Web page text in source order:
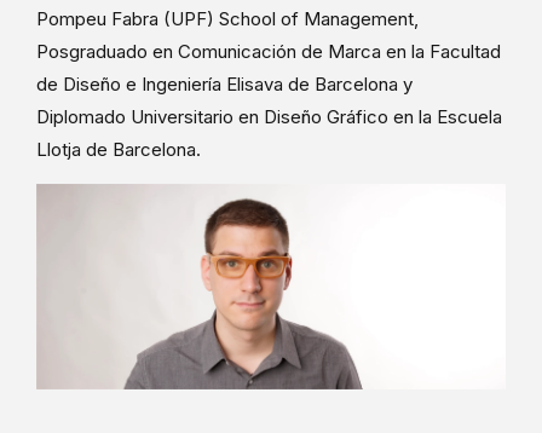
Pompeu Fabra (UPF) School of Management,
Posgraduado en Comunicación de Marca en la Facultad
de Diseño e Ingeniería Elisava de Barcelona y
Diplomado Universitario en Diseño Gráfico en la Escuela
Llotja de Barcelona.